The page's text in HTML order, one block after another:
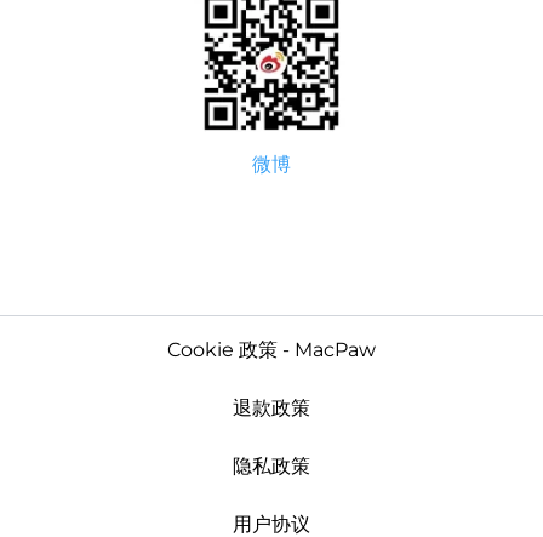
微博
Cookie 政策 - MacPaw
退款政策
隐私政策
用户协议